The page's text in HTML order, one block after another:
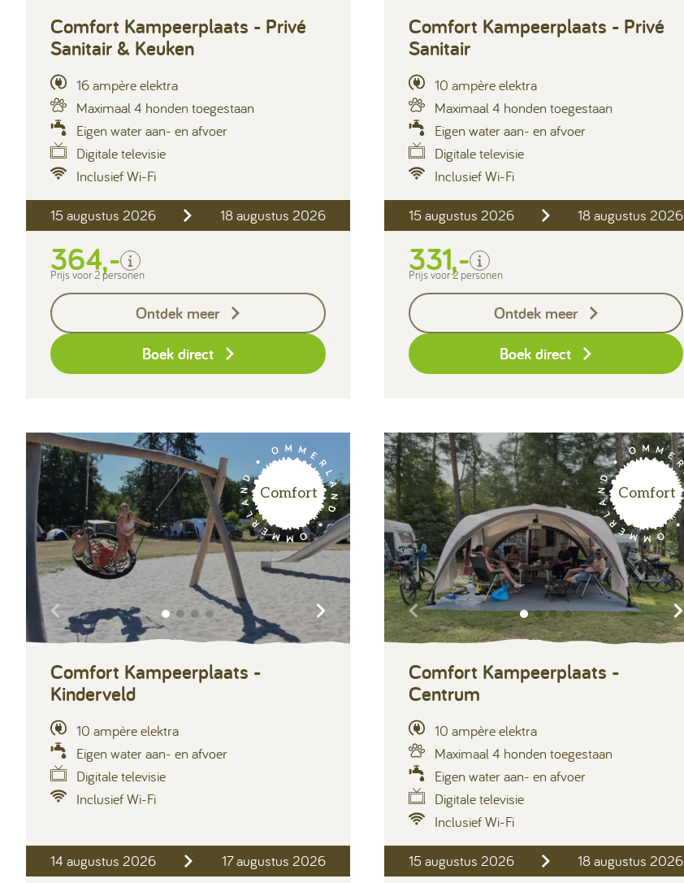
Comfort Kampeerplaats - Privé
Sanitair & Keuken
16 ampère elektra
Maximaal 4 honden toegestaan
Eigen water aan- en afvoer
Digitale televisie
Inclusief Wi-Fi
15 augustus 2026 18 augustus 2026
364,-
2 personen
Privé sanitair
Exclusief
Prijs voor 2 personen
Ontdek meer
Boek direct
Comfort Kampeerplaats - Privé
Sanitair
10 ampère elektra
Maximaal 4 honden toegestaan
Eigen water aan- en afvoer
Digitale televisie
Inclusief Wi-Fi
15 augustus 2026 18 augustus 2026
331,-
2 personen
Privé sanitair
Exclusief
Prijs voor 2 personen
Ontdek meer
Boek direct
Comfort
Comfort Kampeerplaats -
Kinderveld
10 ampère elektra
Eigen water aan- en afvoer
Digitale televisie
Inclusief Wi-Fi
14 augustus 2026 17 augustus 2026
Inclusief
2 personen
Comfort
Comfort Kampeerplaats -
Centrum
10 ampère elektra
Maximaal 4 honden toegestaan
Eigen water aan- en afvoer
Digitale televisie
Inclusief Wi-Fi
15 augustus 2026 18 augustus 2026
Inclusief
2 personen